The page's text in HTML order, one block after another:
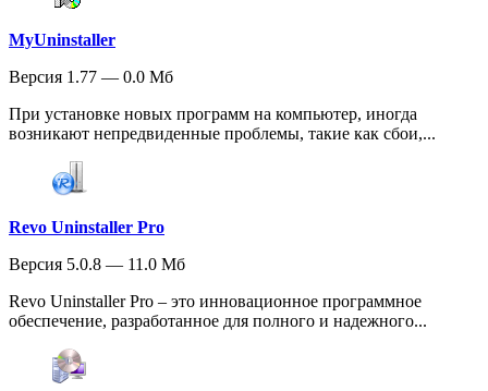
MyUninstaller
Версия 1.77 — 0.0 Мб
При установке новых программ на компьютер, иногда
возникают непредвиденные проблемы, такие как сбои,...
Revo Uninstaller Pro
Версия 5.0.8 — 11.0 Мб
Revo Uninstaller Pro – это инновационное программное
обеспечение, разработанное для полного и надежного...